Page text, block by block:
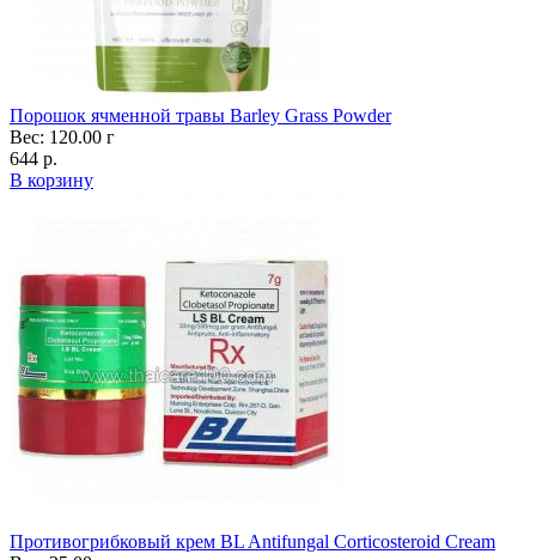
Порошок ячменной травы Barley Grass Powder
Вес: 120.00 г
644 р.
В корзину
Противогрибковый крем BL Antifungal Corticosteroid Cream